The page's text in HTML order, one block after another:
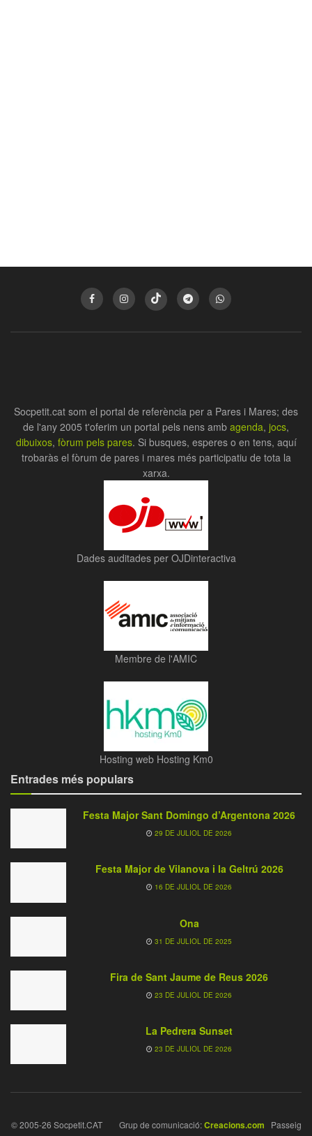
Socpetit.cat som el portal de referència per a Pares i Mares; des
de l'any 2005 t'oferim un portal pels nens amb agenda, jocs,
dibuixos, fòrum pels pares. Si busques, esperes o en tens, aquí
trobaràs el fòrum de pares i mares més participatiu de tota la
xarxa.
Dades auditades per OJDinteractiva
Membre de l'AMIC
Hosting web Hosting Km0
Entrades més populars
Festa Major Sant Domingo d’Argentona 2026
29 DE JULIOL DE 2026
Festa Major de Vilanova i la Geltrú 2026
16 DE JULIOL DE 2026
Ona
31 DE JULIOL DE 2025
Fira de Sant Jaume de Reus 2026
23 DE JULIOL DE 2026
La Pedrera Sunset
23 DE JULIOL DE 2026
© 2005-26 Socpetit.CAT Grup de comunicació:Creacions.com Passeig